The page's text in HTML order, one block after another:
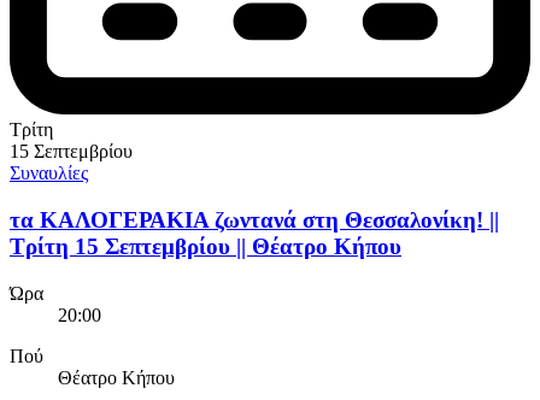
Τρίτη
15 Σεπτεμβρίου
Συναυλίες
τα ΚΑΛΟΓΕΡΑΚΙΑ ζωντανά στη Θεσσαλονίκη! ||
Τρίτη 15 Σεπτεμβρίου || Θέατρο Κήπου
Ώρα
20:00
Πού
Θέατρο Κήπου